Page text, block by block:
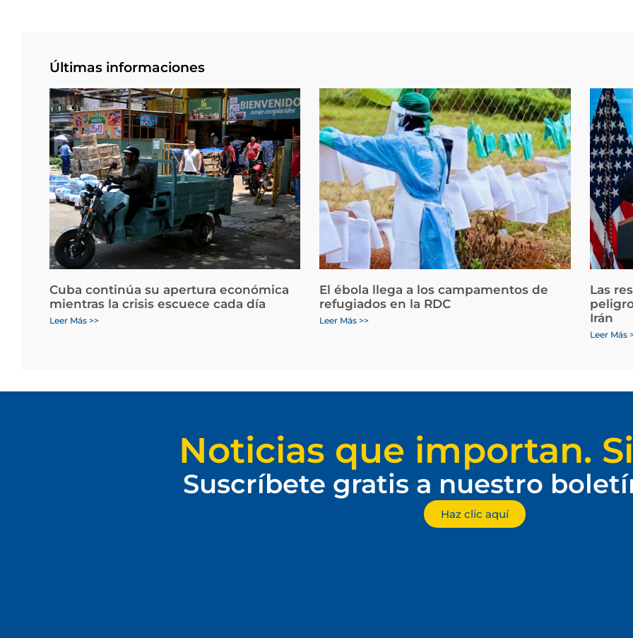
Últimas informaciones
Cuba continúa su apertura económica
mientras la crisis escuece cada día
Leer Más >>
El ébola llega a los campamentos de
refugiados en la RDC
Leer Más >>
Las
Irán
Leer Más
Noticias que importan.
Suscríbete gratis a nuestro
Haz clic aquí